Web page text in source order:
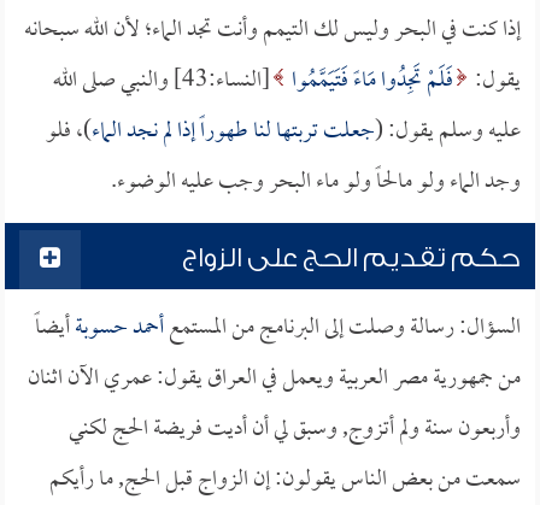
إذا كنت في البحر وليس لك التيمم وأنت تجد الماء؛ لأن الله سبحانه
يقول: فَلَمْ تَجِدُوا مَاءً فَتَيَمَّمُوا
[النساء:43] والنبي صلى الله
عليه وسلم يقول: (جعلت تربتها لنا طهوراً إذا لم نجد الماء)، فلو
وجد الماء ولو مالحاً ولو ماء البحر وجب عليه الوضوء.
حكم تقديم الحج على الزواج
السؤال: رسالة وصلت إلى البرنامج من المستمعأحمد حسوبةأيضاً
من جمهورية مصر العربية ويعمل في العراق يقول: عمري الآن اثنان
وأربعون سنة ولم أتزوج, وسبق لي أن أديت فريضة الحج لكني
سمعت من بعض الناس يقولون: إن الزواج قبل الحج, ما رأيكم